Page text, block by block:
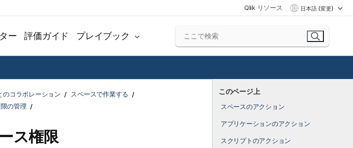
Qlik リソース 日本語 (変更)
ー 評価ガイド プレイブック
このページ上
スペースのアクション
アプリケーションのアクション
スクリプトのアクション
のコラボレーション
スペースで作業する
の管理
ス権限